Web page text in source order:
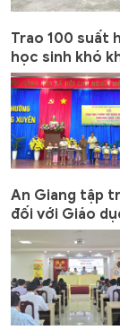
Trao 100 suất
học sinh khó
An Giang tập
đối với Giáo